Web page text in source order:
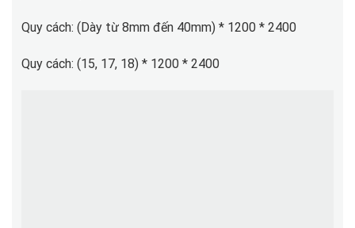
Quy cách: (Dày từ 8mm đến 40mm) * 1200 * 2400
Quy cách: (15, 17, 18) * 1200 * 2400